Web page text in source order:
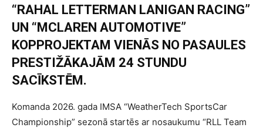
“RAHAL LETTERMAN LANIGAN RACING”
UN “MCLAREN AUTOMOTIVE”
KOPPROJEKTAM VIENĀS NO PASAULES
PRESTIŽĀKAJĀM 24 STUNDU
SACĪKSTĒM.
Komanda 2026. gada IMSA “WeatherTech SportsCar
Championship” sezonā startēs ar nosaukumu “RLL Team